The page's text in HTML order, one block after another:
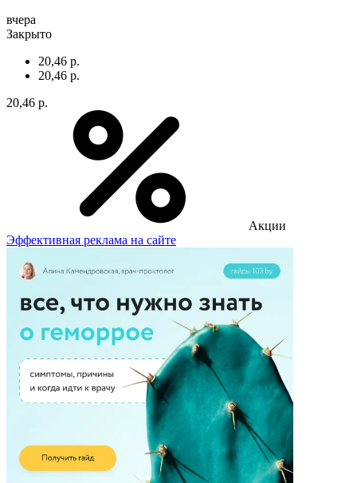
вчера
Закрыто
20,46 р.
20,46 р.
20,46 р.
Акции
Эффективная реклама на сайте